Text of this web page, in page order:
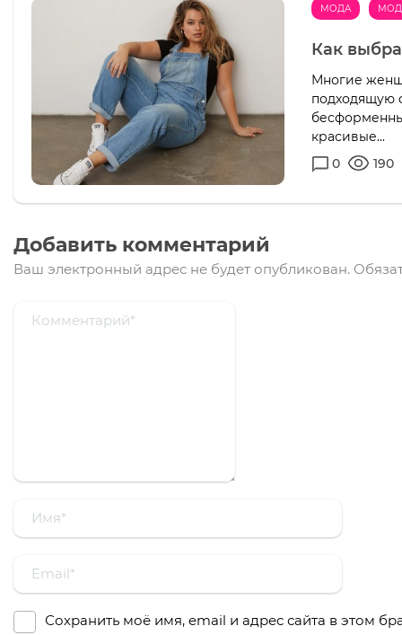
МОДА
Как
Многие
подходящую
красивые...
0
190
Добавить комментарий
Ваш электронный адрес не будет опубликован.
Сохранить моё имя, email и адрес сайта в этом